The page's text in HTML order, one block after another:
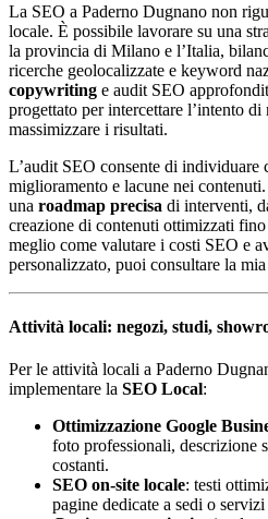
La SEO a Paderno Dugnano non
locale. È possibile lavorare su una
la provincia di Milano e l’Italia,
ricerche geolocalizzate e keyword
copywriting e audit SEO
progettato per intercettare l’intento
massimizzare i risultati.
L’audit SEO consente di
miglioramento e lacune nei
una roadmap precisa di interventi,
creazione di contenuti ottimizzati
meglio come valutare i costi SEO e
personalizzato, puoi consultare la mia
Attività locali: negozi, studi,
Per le attività locali a Paderno
implementare la SEO Local:
Ottimizzazione Google
foto professionali, descrizione
costanti.
SEO on-site locale: testi
pagine dedicate a sedi o